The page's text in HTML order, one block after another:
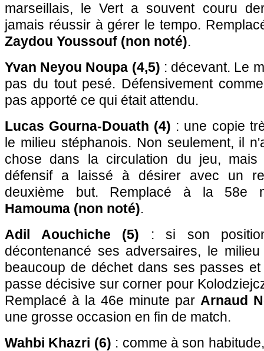
marseillais, le Vert a souvent couru
jamais réussir à gérer le tempo.
Zaydou Youssouf (non noté).
Yvan Neyou Noupa (4,5) : décevant. Le
pas du tout pesé. Défensivement
pas apporté ce qui était attendu.
Lucas Gourna-Douath (4) : une copie
le milieu stéphanois. Non seulement, il
chose dans la circulation du jeu,
défensif a laissé à désirer avec un
deuxième but. Remplacé à la 58e
Hamouma (non noté).
Adil Aouchiche (5) : si son
décontenancé ses adversaires, le
beaucoup de déchet dans ses passes
passe décisive sur corner pour
Remplacé à la 46e minute par Arnaud
une grosse occasion en fin de match.
Wahbi Khazri (6) : comme à son